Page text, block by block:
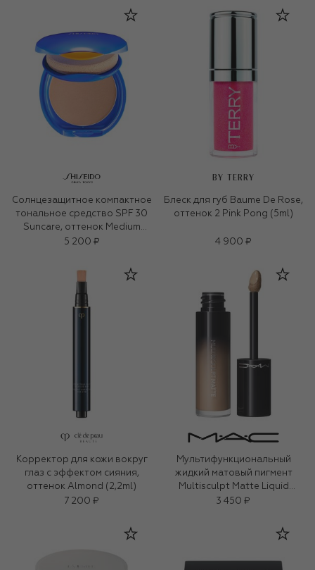
Солнцезащитное компактное
тональное средство SPF 30
Suncare, оттенок Medium
Biege (12g)
5 200 ₽
BY TERRY
Блеск для губ Baume De Rose,
оттенок 2 Pink Pong (5ml)
4 900 ₽
Корректор для кожи вокруг
глаз с эффектом сияния,
оттенок Almond (2,2ml)
7 200 ₽
Мультифункциональный
жидкий матовый пигмент
Multisculpt Matte Liquid
Colour, оттенок Omega (4,5ml)
3 450 ₽